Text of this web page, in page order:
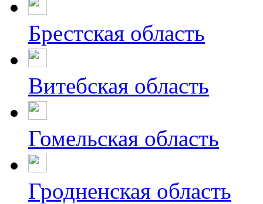
Брестская область
Витебская область
Гомельская область
Гродненская область